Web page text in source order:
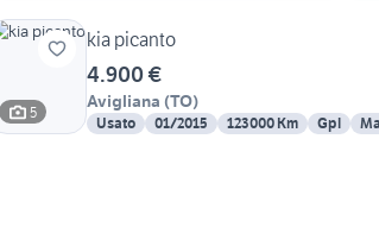
5
kia picanto
4.900 €
Avigliana (TO)
Usato 01/2015 123000 Km Gpl